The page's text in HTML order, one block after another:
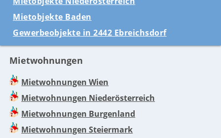
Mietobjekte Baden
Gewerbeobjekte in 2442 Ebreichsdorf
Mietwohnungen
Mietwohnungen Wien
Mietwohnungen Niederösterreich
Mietwohnungen Burgenland
Mietwohnungen Steiermark